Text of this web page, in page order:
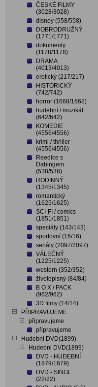
ČESKÉ FILMY
(3028/3028)
disney (558/558)
DOBRODRUŽNÝ
(1771/1771)
dokumenty
(1178/1178)
DRAMA
(4013/4013)
erotický (217/217)
HISTORICKÝ
(742/742)
horror (1668/1668)
hudební / muzikál
(642/642)
KOMEDIE
(4556/4556)
krimi / thriller
(4556/4556)
Reedice s
Dabingem
(538/538)
RODINNÝ
(1345/1345)
romantický
(1625/1625)
SCI-FI / comics
(1851/1851)
speciály (143/143)
sportovní (16/16)
seriály (2097/2097)
VÁLEČNÝ
(1225/1225)
western (352/352)
životopisný (84/84)
B O X / PACK
(962/962)
3D filmy (14/14)
PŘIPRAVUJEME
připravujeme
připravujeme
Hudebni DVD(1899)
Hudebni DVD(1899)
DVD - HUDEBNÍ
(1879/1879)
DVD - SINGL
(22/22)